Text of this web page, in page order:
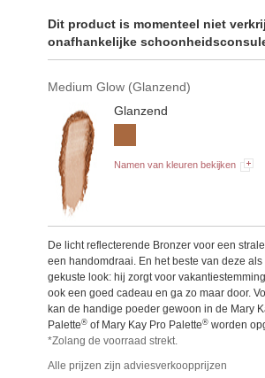
Dit product is momenteel niet
onafhankelijke
Medium Glow (Glanzend)
Glanzend
Namen van kleuren bekijken
De licht reflecterende Bronzer voor een
een handomdraai. En het beste van deze als
gekuste look: hij zorgt voor
ook een goed cadeau en ga zo maar door.
kan de handige poeder gewoon in de Mary
Palette® of Mary Kay Pro Palette® worden
*Zolang de voorraad strekt.
Alle prijzen zijn adviesverkoopprijzen